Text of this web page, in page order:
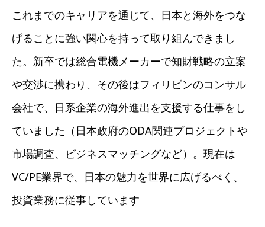
これまでのキャリアを通じて、日本と海外をつな
げることに強い関心を持って取り組んできまし
た。新卒では総合電機メーカーで知財戦略の立案
や交渉に携わり、その後はフィリピンのコンサル
会社で、日系企業の海外進出を支援する仕事をし
ていました（日本政府のODA関連プロジェクトや
市場調査、ビジネスマッチングなど）。現在は
VC/PE業界で、日本の魅力を世界に広げるべく、
投資業務に従事しています